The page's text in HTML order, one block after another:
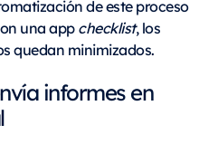
de este proceso
una appchecklist, los
quedan minimizados.
informes en